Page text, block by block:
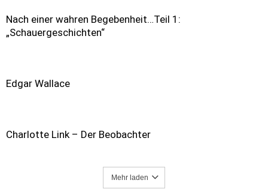
Nach einer wahren Begebenheit…Teil 1:
„Schauergeschichten“
Edgar Wallace
Charlotte Link – Der Beobachter
Mehr laden